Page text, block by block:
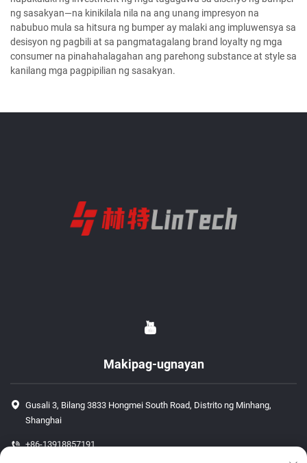
ng sasakyan—na kinikilala nila na ang unang impresyon na
nabubuo mula sa hitsura ng bumper ay malaki ang impluwensya sa
desisyon ng pagbili at sa pangmatagalang brand loyalty ng mga
consumer na pinahahalagahan ang parehong substance at style sa
kanilang mga pagpipilian ng sasakyan.
Makipag-ugnayan
Gusali 3, Bilang 3833 Hongmei South Road, Distrito ng Minhang,
Shanghai
+86-13918857191